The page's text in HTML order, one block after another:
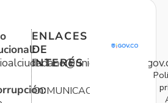
ENLACES
DE
INTERÉS
COMUNICACIONES